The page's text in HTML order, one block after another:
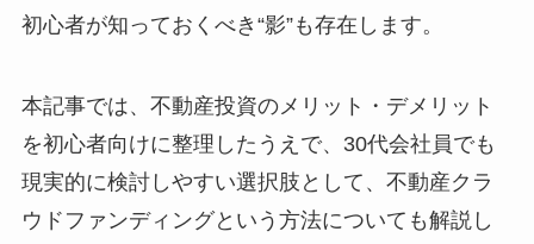
初心者が知っておくべき“影”も存在します。
本記事では、不動産投資のメリット・デメリット
を初心者向けに整理したうえで、30代会社員でも
現実的に検討しやすい選択肢として、不動産クラ
ウドファンディングという方法についても解説し